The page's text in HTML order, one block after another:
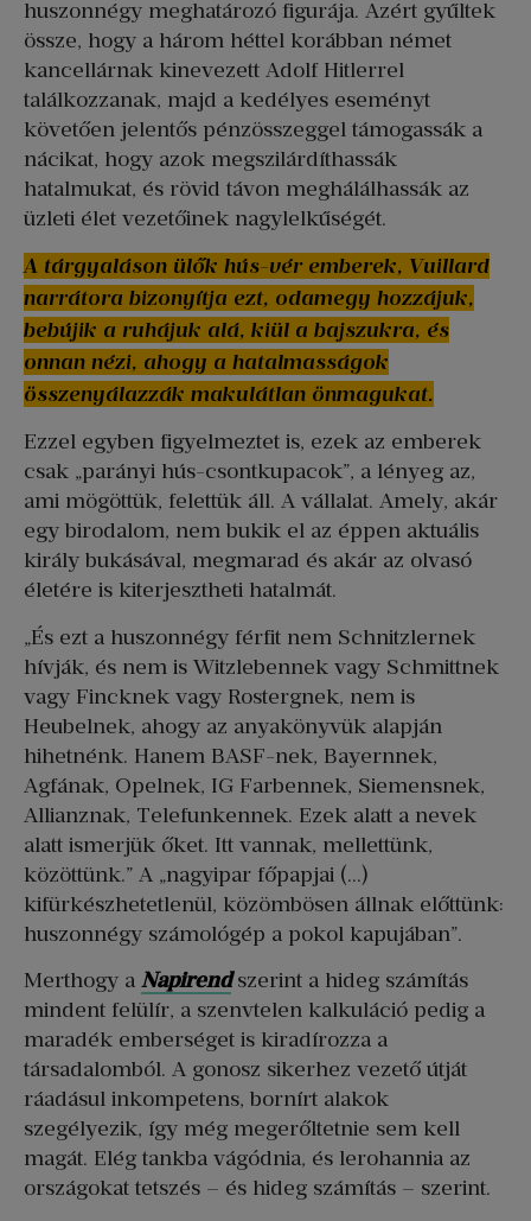
huszonnégy meghatározó figurája. Azért gyűltek
össze, hogy a három héttel korábban német
kancellárnak kinevezett Adolf Hitlerrel
találkozzanak, majd a kedélyes eseményt
követően jelentős pénzösszeggel támogassák a
nácikat, hogy azok megszilárdíthassák
hatalmukat, és rövid távon meghálálhassák az
üzleti élet vezetőinek nagylelkűségét.
A tárgyaláson ülők hús-vér emberek, Vuillard
narrátora bizonyítja ezt, odamegy hozzájuk,
bebújik a ruhájuk alá, kiül a bajszukra, és
onnan nézi, ahogy a hatalmasságok
összenyálazzák makulátlan önmagukat.
Ezzel egyben figyelmeztet is, ezek az emberek
csak „parányi hús-csontkupacok”, a lényeg az,
ami mögöttük, felettük áll. A vállalat. Amely, akár
egy birodalom, nem bukik el az éppen aktuális
király bukásával, megmarad és akár az olvasó
életére is kiterjesztheti hatalmát.
„És ezt a huszonnégy férfit nem Schnitzlernek
hívják, és nem is Witzlebennek vagy Schmittnek
vagy Fincknek vagy Rostergnek, nem is
Heubelnek, ahogy az anyakönyvük alapján
hihetnénk. Hanem BASF-nek, Bayernnek,
Agfának, Opelnek, IG Farbennek, Siemensnek,
Allianznak, Telefunkennek. Ezek alatt a nevek
alatt ismerjük őket. Itt vannak, mellettünk,
közöttünk.” A „nagyipar főpapjai (…)
kifürkészhetetlenül, közömbösen állnak előttünk:
huszonnégy számológép a pokol kapujában”.
Merthogy a Napirend szerint a hideg számítás
mindent felülír, a szenvtelen kalkuláció pedig a
maradék emberséget is kiradírozza a
társadalomból. A gonosz sikerhez vezető útját
ráadásul inkompetens, bornírt alakok
szegélyezik, így még megerőltetnie sem kell
magát. Elég tankba vágódnia, és lerohannia az
országokat tetszés – és hideg számítás – szerint.